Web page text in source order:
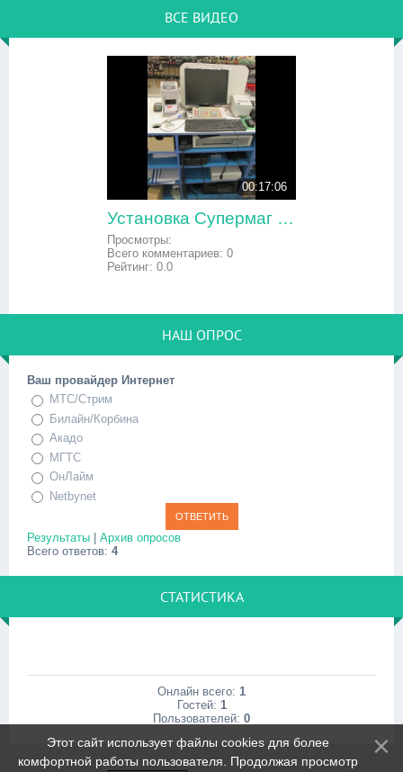
ВСЕ ВИДЕО
00:17:06
Установка Супермаг версия 49 Linux на POS-терминал
Просмотры:
Всего комментариев: 0
Рейтинг: 0.0
НАШ ОПРОС
Ваш провайдер Интернет
МТС/Стрим
Билайн/Корбина
Акадо
МГТС
ОнЛайм
Netbynet
Результаты
Архив опросов
Всего ответов: 4
СТАТИСТИКА
Онлайн всего: 1
Гостей: 1
Пользователей: 0
Этот сайт использует файлы cookies для более
комфортной работы пользователя. Продолжая просмотр